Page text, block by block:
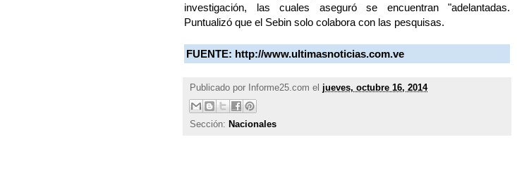
investigación, las cuales aseguró se encuentran "adelantadas.
Puntualizó que el Sebin solo colabora con las pesquisas.
FUENTE: http://www.ultimasnoticias.com.ve
Publicado por Informe25.com el jueves, octubre 16, 2014
Sección: Nacionales